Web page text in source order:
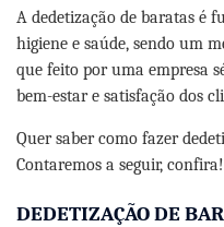
A dedetização de baratas é
higiene e saúde, sendo um
que feito por uma empresa
bem-estar e satisfação dos
Quer saber como fazer
Contaremos a seguir, confira!
DEDETIZAÇÃO DE